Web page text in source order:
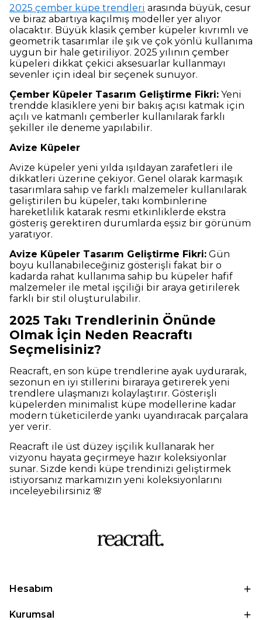
2025 çember küpe trendleri arasında büyük, cesur
ve biraz abartıya kaçılmış modeller yer alıyor
olacaktır. Büyük klasik çember küpeler kıvrımlı ve
geometrik tasarımlar ile şık ve çok yönlü kullanıma
uygun bir hale getiriliyor. 2025 yılının çember
küpeleri dikkat çekici aksesuarlar kullanmayı
sevenler için ideal bir seçenek sunuyor.
Çember Küpeler Tasarım Geliştirme Fikri: Yeni
trendde klasiklere yeni bir bakış açısı katmak için
açılı ve katmanlı çemberler kullanılarak farklı
şekiller ile deneme yapılabilir.
Avize Küpeler
Avize küpeler yeni yılda ışıldayan zarafetleri ile
dikkatleri üzerine çekiyor. Genel olarak karmaşık
tasarımlara sahip ve farklı malzemeler kullanılarak
geliştirilen bu küpeler, takı kombinlerine
hareketlilik katarak resmi etkinliklerde ekstra
gösteriş gerektiren durumlarda eşsiz bir görünüm
yaratıyor.
Avize Küpeler Tasarım Geliştirme Fikri: Gün
boyu kullanabileceğiniz gösterişli fakat bir o
kadarda rahat kullanıma sahip bu küpeler hafif
malzemeler ile metal işçiliği bir araya getirilerek
farklı bir stil oluşturulabilir.
2025 Takı Trendlerinin Önünde
Olmak İçin Neden Reacraftı
Seçmelisiniz?
Reacraft, en son küpe trendlerine ayak uydurarak,
sezonun en iyi stillerini biraraya getirerek yeni
trendlere ulaşmanızı kolaylaştırır. Gösterişli
küpelerden minimalist küpe modellerine kadar
modern tüketicilerde yankı uyandıracak parçalara
yer verir.
Reacraft ile üst düzey işçilik kullanarak her
vizyonu hayata geçirmeye hazır koleksiyonlar
sunar. Sizde kendi küpe trendinizi geliştirmek
istiyorsanız markamızın yeni koleksiyonlarını
inceleyebilirsiniz 🌸
Hesabım
Kurumsal